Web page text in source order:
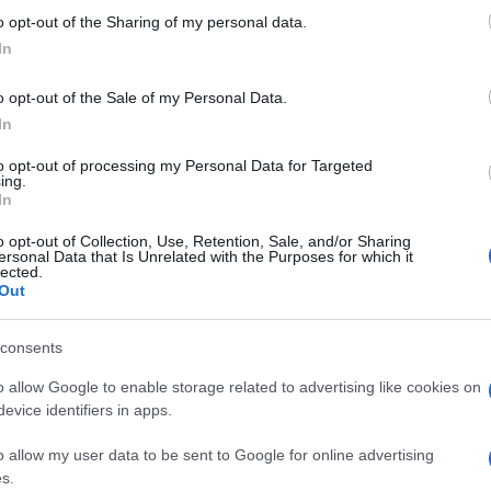
consent section.
opt-out of the Sharing of my personal data.
opt-out of the Sale of my Personal Data.
opt-out of processing my Personal Data for Targeted
opt-out of Collection, Use, Retention, Sale, and/or Sharing
Data that Is Unrelated with the Purposes for which it
allow Google to enable storage related to advertising like cookies on
identifiers in apps.
allow my user data to be sent to Google for online advertising
come l’atletica italiana sia ancora viva.
primato italiano sui 100 metri correndo a
stabilito da Filippo Tortu nel 2018 a
Per lui prosegue in una annata straordinaria
60 indoor: oro europeo all’Italia 38 anni